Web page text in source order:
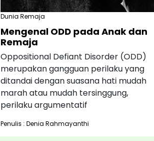
Dunia Remaja
Mengenal ODD pada Anak dan
Remaja
Oppositional Defiant Disorder (ODD)
merupakan gangguan perilaku yang
ditandai dengan suasana hati mudah
marah atau mudah tersinggung,
perilaku argumentatif
Penulis : Denia Rahmayanthi